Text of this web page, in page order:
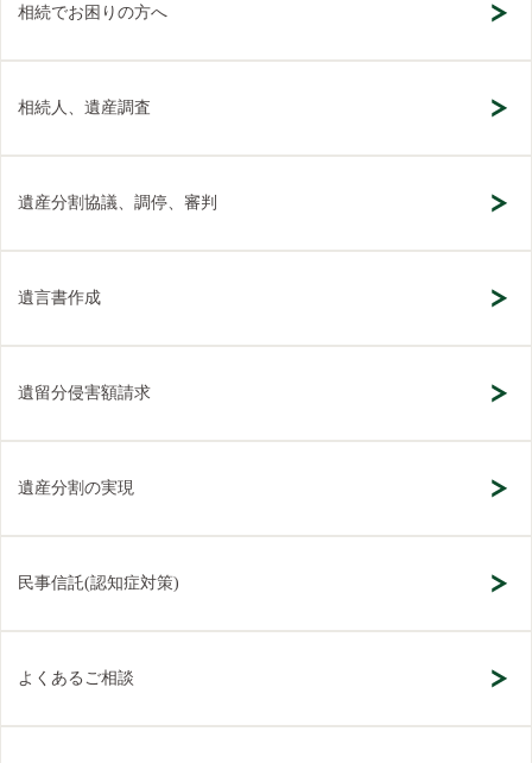
相続でお困りの方へ
相続人、遺産調査
遺産分割協議、調停、審判
遺言書作成
遺留分侵害額請求
遺産分割の実現
民事信託(認知症対策)
よくあるご相談